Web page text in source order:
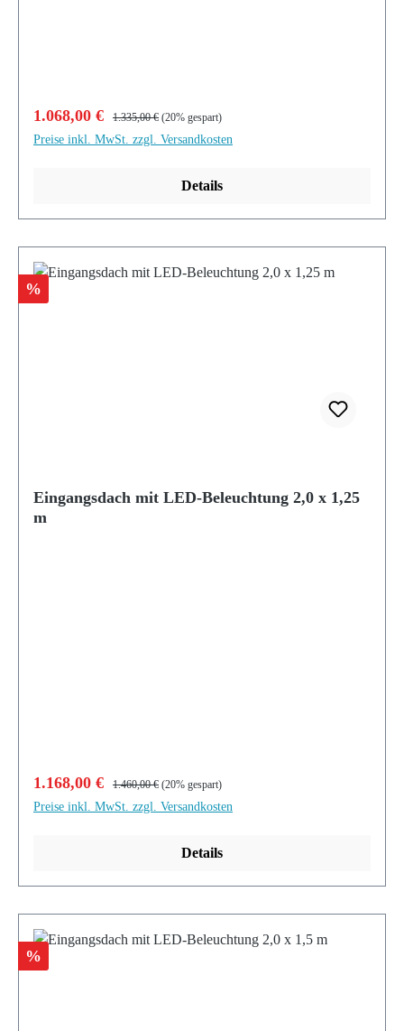
Verkaufspreis:
1.068,00 € Regulärer Preis:
1.335,00 € (20% gespart)
Preise inkl. MwSt. zzgl. Versandkosten
Details
Rabatt
%
Eingangsdach mit LED-Beleuchtung 2,0 x 1,25
m
Verkaufspreis:
1.168,00 € Regulärer Preis:
1.460,00 € (20% gespart)
Preise inkl. MwSt. zzgl. Versandkosten
Details
Rabatt
%